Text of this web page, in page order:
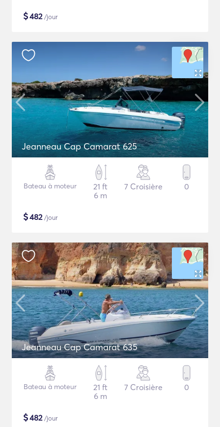
$482/jour
Jeanneau Cap Camarat 625
Bateau à moteur
21 ft
6 m
7 Croisière 0
$482/jour
Jeanneau Cap Camarat 635
Bateau à moteur
21 ft
6 m
7 Croisière 0
$482/jour